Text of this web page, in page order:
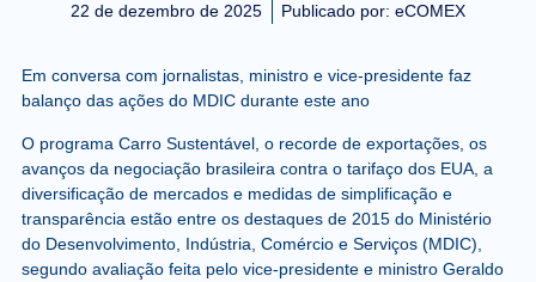
22 de dezembro de 2025 Publicado por: eCOMEX
Em conversa com jornalistas, ministro e vice-presidente faz
balanço das ações do MDIC durante este ano
O programa Carro Sustentável, o recorde de exportações, os
avanços da negociação brasileira contra o tarifaço dos EUA, a
diversificação de mercados e medidas de simplificação e
transparência estão entre os destaques de 2015 do Ministério
do Desenvolvimento, Indústria, Comércio e Serviços (MDIC),
segundo avaliação feita pelo vice-presidente e ministro Geraldo